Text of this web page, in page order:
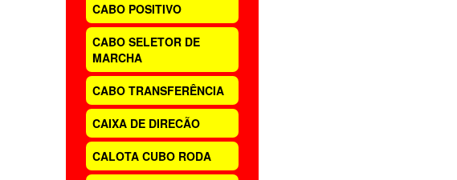
CABO POSITIVO
CABO SELETOR DE
MARCHA
CABO TRANSFERÊNCIA
CAIXA DE DIRECÃO
CALOTA CUBO RODA